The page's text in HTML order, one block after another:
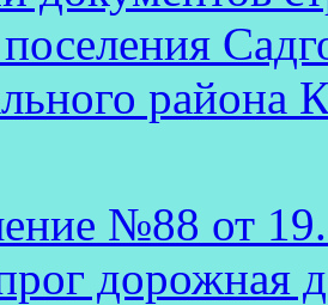
поселения
района
№88 от
дорожная